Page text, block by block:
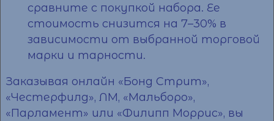
сравните с покупкой набора. Ее
стоимость снизится на 7–30% в
зависимости от выбранной торговой
марки и тарности.
Заказывая онлайн «Бонд Стрит»,
«Честерфилд», ЛМ, «Мальборо»,
«Парламент» или «Филипп Моррис», вы